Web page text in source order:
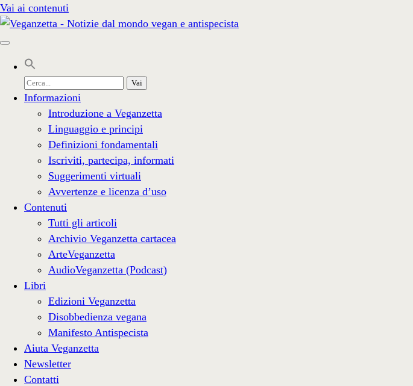
Vai ai contenuti
Cerca
per:
Informazioni
Introduzione a Veganzetta
Linguaggio e principi
Definizioni fondamentali
Iscriviti, partecipa, informati
Suggerimenti virtuali
Avvertenze e licenza d’uso
Contenuti
Tutti gli articoli
Archivio Veganzetta cartacea
ArteVeganzetta
AudioVeganzetta (Podcast)
Libri
Edizioni Veganzetta
Disobbedienza vegana
Manifesto Antispecista
Aiuta Veganzetta
Newsletter
Contatti